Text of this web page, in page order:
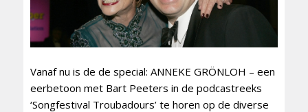
Vanaf nu is de de special: ANNEKE GRÖNLOH – een
eerbetoon met Bart Peeters in de podcastreeks
‘Songfestival Troubadours’ te horen op de diverse